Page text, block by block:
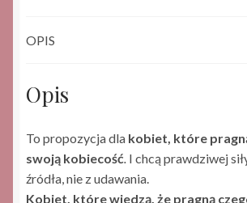
OPIS
Opis
To propozycja dla kobiet, które
swoją kobiecość. I chcą prawdziwej
źródła, nie z udawania.
Kobiet, które wiedzą, że pragną